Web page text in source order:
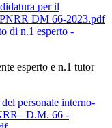
per il
DM 66-2023.pdf
di n.1 esperto -
esperto e n.1 tutor
personale interno-
D.M. 66 -